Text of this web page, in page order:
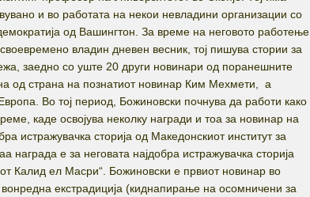
и во работата на некои невладини организации со
од Вашингтон. За време на неговото работење
владин дневен весник, тој пишува стории за
заедно со уште 20 други новинари од поранешните
од страна на познатиот новинар Ким Мехмети, а
Во тој период, Божиновски почнува да работи како
каде освојува неколку награди и тоа за новинар на
истражувачка сторија од Македонскиот институт за
е за неговата најдобра истражувачка сторија
Калид ел Масри“. Божиновски е првиот новинар во
вонредна екстрадиција (киднапирање на осомничени за